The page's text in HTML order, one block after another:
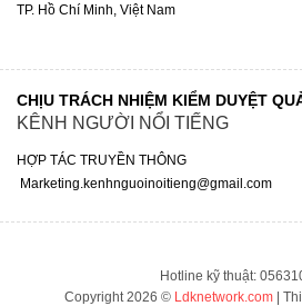
TP. Hồ Chí Minh, Việt Nam
CHỊU TRÁCH NHIỆM KIỂM DUYỆT
KÊNH NGƯỜI NỔI TIẾNG
HỢP TÁC TRUYỀN THÔNG
Marketing.kenhnguoinoitieng@gmail.com
Hotline kỹ thuật:
Copyright 2026 © Ldknetwork.com |